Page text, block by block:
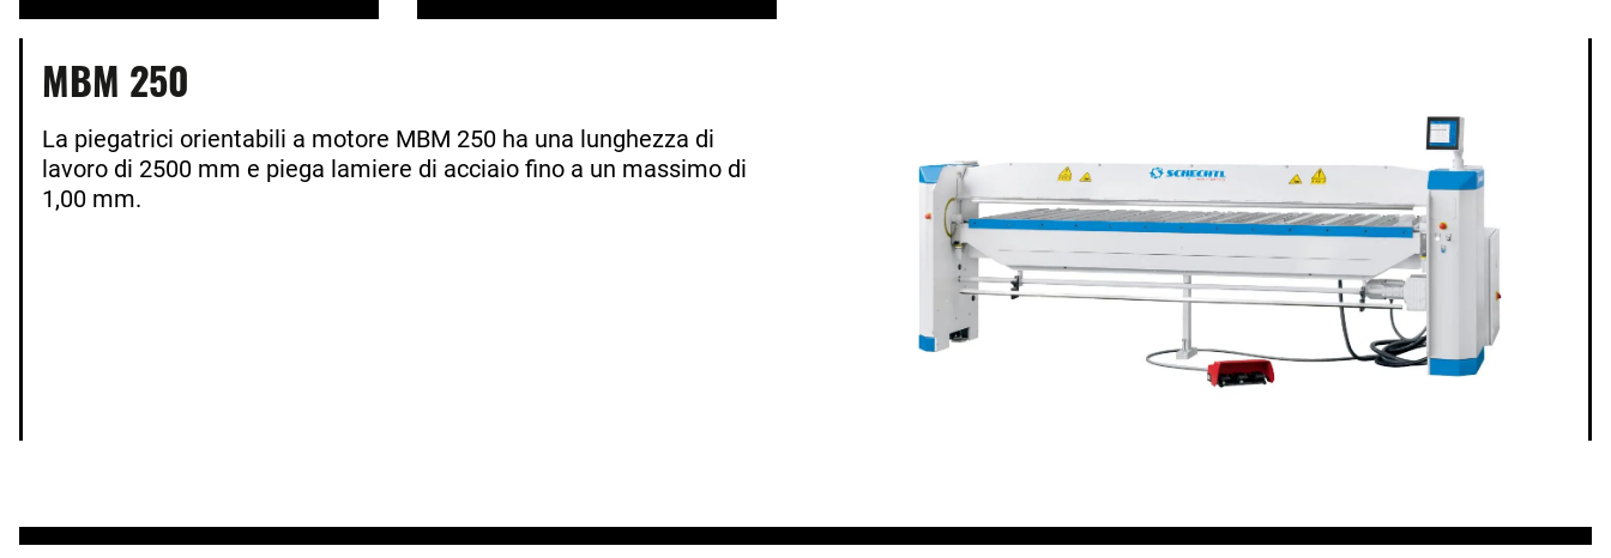
MBM 250
La piegatrici orientabili a motore MBM 250 ha una lunghezza di
lavoro di 2500 mm e piega lamiere di acciaio fino a un massimo di
1,00 mm.